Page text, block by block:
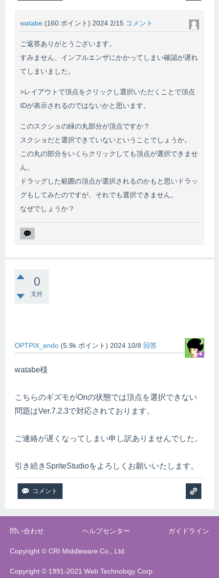
watabe (160 ポイント) 2024 2/15 コメント
ご返答ありがとうございます。
すみません、インフルエンザにかかってしまい確認が遅れ
てしまいました。
>レイアウトで頂点をクリックし選択いただくことで頂点
IDが表示されるのではないかと思います。
このスクショの緑の丸部分が頂点ですか？
スクショだと選択できていないということでしょうか。
この丸の部分をいくらクリックしても頂点が選択できませ
ん。
ドラッグした範囲の頂点が選択されるのかもと思いドラッ
グもしてみたのですが、それでも選択できません。
なぜでしょうか？
0
支持
OPTPiX_endo (5.9k ポイント) 2024 10/8 回答
watabe様
こちらのギズモがOnの状態では頂点を選択できない
問題はVer.7.2.3で対応されております。
ご連絡が遅くなってしまい申し訳ありませんでした。
引き続きSpriteStudioをよろしくお願いいたします。
問い合わせ ヘルプセンター ガイドライン
Copyright © CRI Middleware Co., Ltd.
Copyright © 1991-2021 Web Technology Corp.